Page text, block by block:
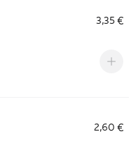
3,35 €
2,60 €